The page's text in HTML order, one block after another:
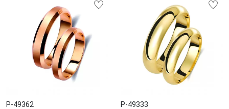
P-49362 P-49333